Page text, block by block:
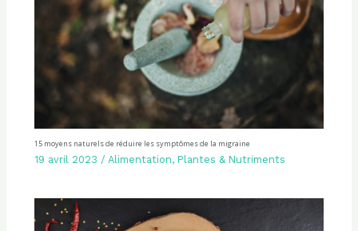
15 moyens naturels de réduire les symptômes de la migraine
19 avril 2023 / Alimentation, Plantes & Nutriments